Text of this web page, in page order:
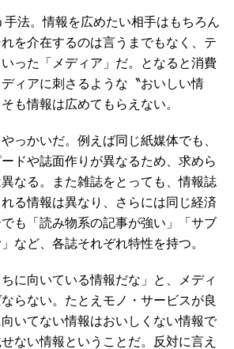
法。情報を広めたい相手はもちろん
れを介在するのは言うまでもなく、テ
った「メディア」だ。となると消費
ィアに刺さるような〝おいしい情
も情報は広めてもらえない。
っかいだ。例えば同じ紙媒体でも、
ドや誌面作りが異なるため、求めら
なる。また雑誌をとっても、情報誌
る情報は異なり、さらには同じ経済
も「読み物系の記事が強い」「サブ
など、各誌それぞれ特性を持つ。
向いている情報だな」と、メディ
らない。たとえモノ・サービスが良
いてない情報はおいしくない情報で
ない情報ということだ。反対に言え